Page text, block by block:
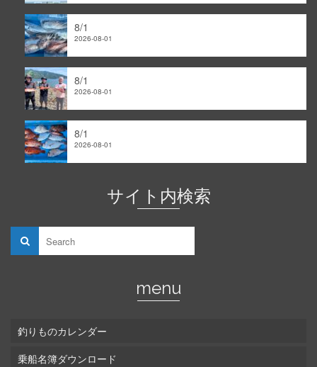
8/1
2026-08-01
8/1
2026-08-01
8/1
2026-08-01
サイト内検索
menu
釣りものカレンダー
乗船名簿ダウンロード